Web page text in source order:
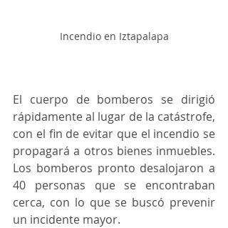
Incendio en Iztapalapa
El cuerpo de bomberos se dirigió
rápidamente al lugar de la catástrofe,
con el fin de evitar que el incendio se
propagará a otros bienes inmuebles.
Los bomberos pronto desalojaron a
40 personas que se encontraban
cerca, con lo que se buscó prevenir
un incidente mayor.